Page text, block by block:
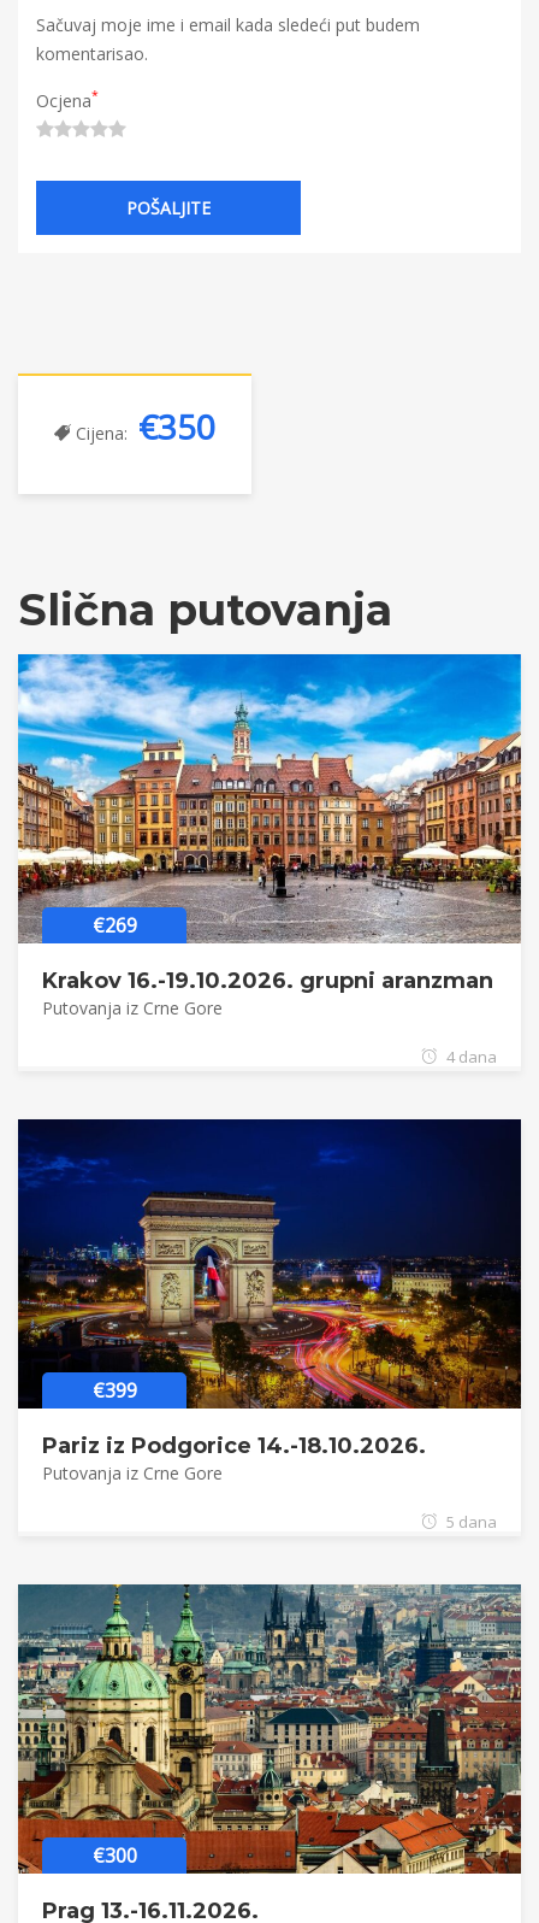
Sačuvaj moje ime i email kada sledeći put budem
komentarisao.
Ocjena*
Cijena: €350
Slična putovanja
€269
Krakov 16.-19.10.2026. grupni aranzman
Putovanja iz Crne Gore
4 dana
€399
Pariz iz Podgorice 14.-18.10.2026.
Putovanja iz Crne Gore
5 dana
€300
Prag 13.-16.11.2026.